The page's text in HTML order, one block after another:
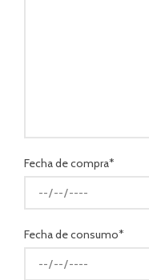
Fecha de compra*
Fecha de consumo*